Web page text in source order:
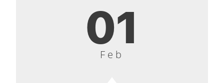
01
Feb